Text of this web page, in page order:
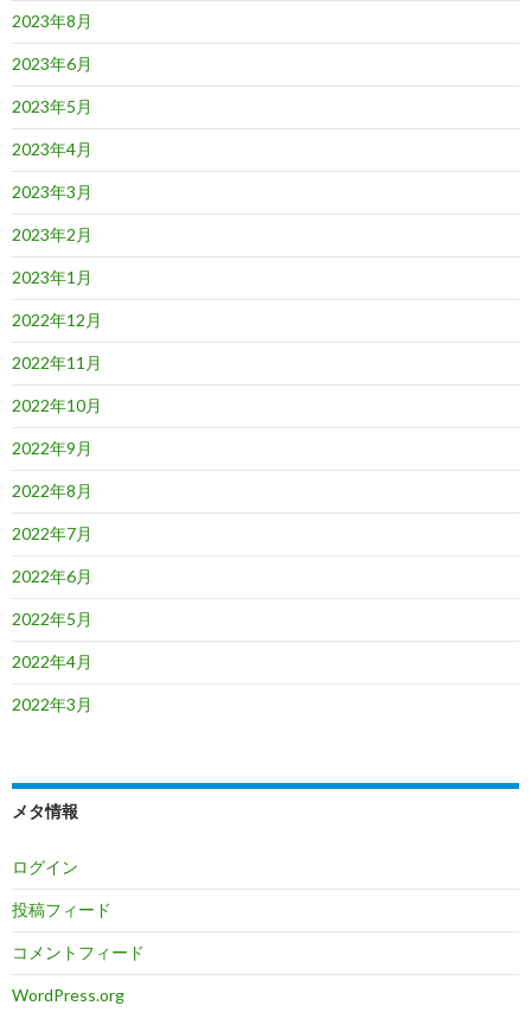
2023年8月
2023年6月
2023年5月
2023年4月
2023年3月
2023年2月
2023年1月
2022年12月
2022年11月
2022年10月
2022年9月
2022年8月
2022年7月
2022年6月
2022年5月
2022年4月
2022年3月
メタ情報
ログイン
投稿フィード
コメントフィード
WordPress.org